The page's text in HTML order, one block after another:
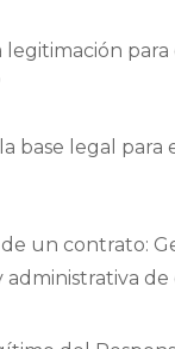
legitimación
base legal
un contrato:
de